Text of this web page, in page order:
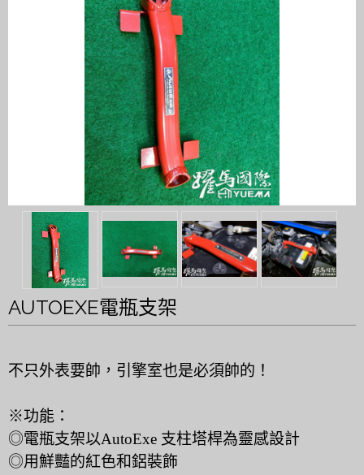
AUTOEXE電瓶支架
不只外表要帥，引擎室也是必須帥的！
※功能：
◎電瓶支架以AutoExe 支柱塔桿為靈感設計
◎用鮮豔的紅色和鋁裝飾